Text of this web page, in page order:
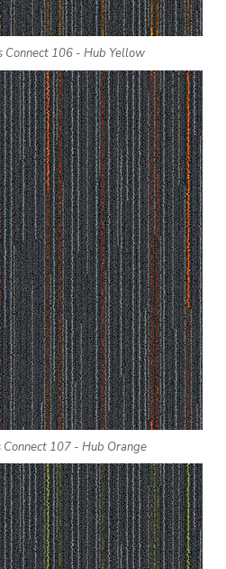
Connect 106 - Hub Yellow
Connect 107 - Hub Orange